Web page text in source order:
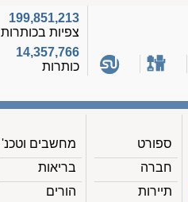
199,851,213
צפיות בכותרות
14,357,766
כותרות
ספורט
חברה
תיירות
מחשבים וטכנ'
בריאות
הורים